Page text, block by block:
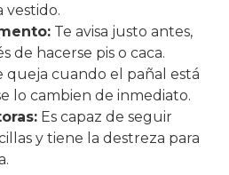
vestido.
Te avisa justo antes,
de hacerse pis o caca.
queja cuando el pañal está
lo cambien de inmediato.
Es capaz de seguir
y tiene la destreza para